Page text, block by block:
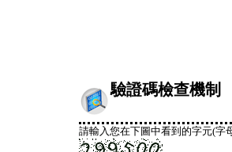
驗證碼檢查機制
請輸入您在下圖中看到的字元(字